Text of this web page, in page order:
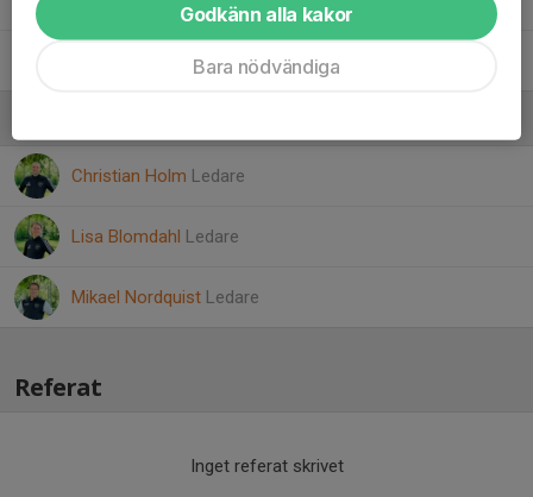
Christian Holm Ledare
Lisa Blomdahl Ledare
Mikael Nordquist Ledare
Referat
Inget referat skrivet
Godkänn alla kakor
Bara nödvändiga